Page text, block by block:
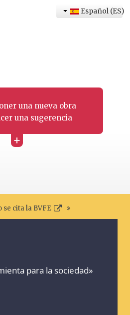
una nueva obra
una sugerencia
+
Español (ES)
se cita la BVFE
para la sociedad»